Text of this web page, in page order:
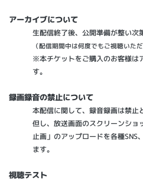
アーカイブについて
生配信終了後、公開準備が整い
（配信期間中は何度でもご視聴いた
※本チケットをご購入のお客様は
す。
録画録音の禁止について
本配信に関して、録音録画は禁止
但し、放送画面のスクリーンショ
止画」のアップロードを各種SNS
ます。
視聴テスト